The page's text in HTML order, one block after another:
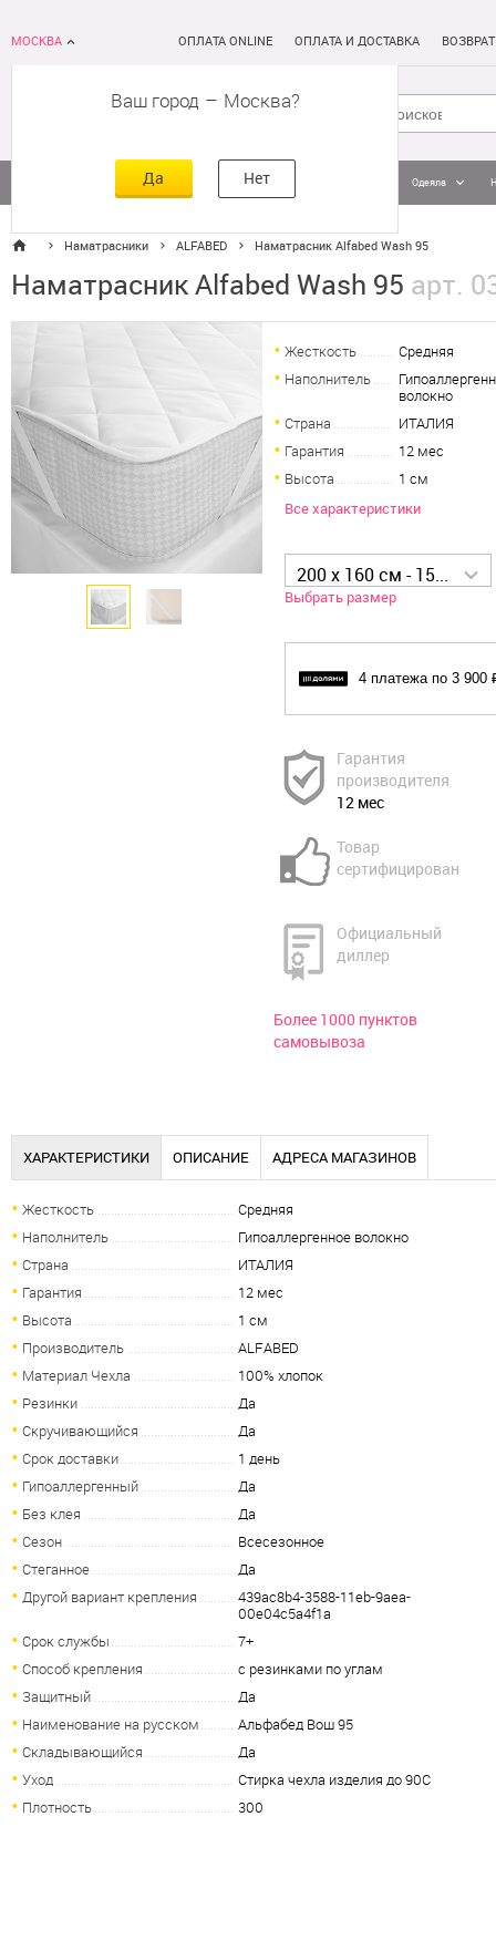
МОСКВА
Ваш город – Москва
Да Нет
ОПЛАТА ONLINE ОПЛАТА И ДОСТАВКА
Кровати Постельное белье Одеяла
Наматрасники ALFABED Наматрасник Alfabed Wash 95
Наматрасник Alfabed Wash 95 арт.
Жесткость
Средняя
Наполнитель
волокно
Страна
ИТАЛИЯ
Гарантия
12 мес
Высота
1 см
Все характеристики
200 x 160 см - 15 599 р
Выбрать размер
4 платежа по 3 900
Гарантия
производителя
12 мес
Товар
сертифицирован
Официальный
диллер
Более 1000 пунктов
самовывоза
ХАРАКТЕРИСТИКИ ОПИСАНИЕ АДРЕСА МАГАЗИНОВ
Жесткость
Средняя
Наполнитель
Гипоаллергенное волокно
Страна
ИТАЛИЯ
Гарантия
12 мес
Высота
1 см
Производитель
ALFABED
Материал Чехла
100% хлопок
Резинки
Да
Скручивающийся
Да
Срок доставки
1 день
Гипоаллергенный
Да
Без клея
Да
Сезон
Всесезонное
Стеганное
Да
Другой вариант крепления
439ac8b4-3588-11eb-9aea-
00e04c5a4f1a
Срок службы
7+
Способ крепления
с резинками по углам
Защитный
Да
Наименование на русском
Альфабед Вош 95
Складывающийся
Да
Уход
Стирка чехла изделия до 90С
Плотность
300